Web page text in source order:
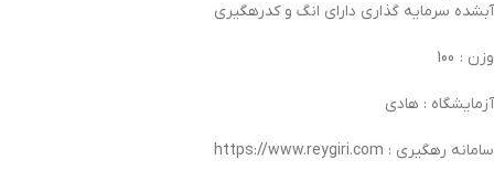
آبشده سرمایه گذاری دارای انگ و کدرهگیری
وزن : 100
آزمایشگاه : هادی
سامانه رهگیری : https://www.reygiri.com